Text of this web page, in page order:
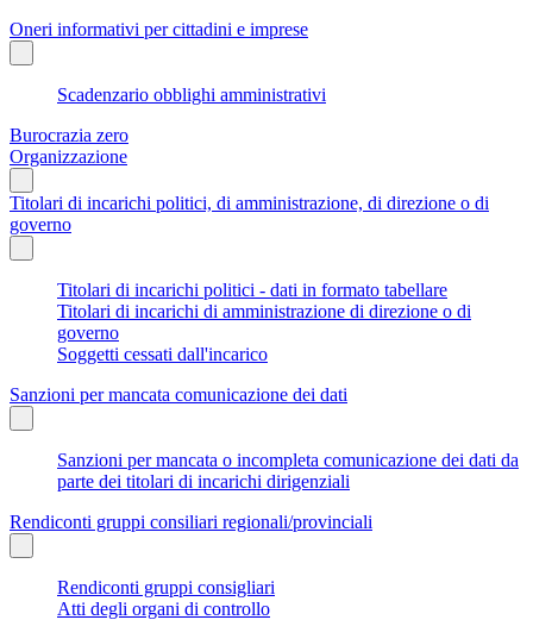
Oneri informativi per cittadini e imprese
Scadenzario obblighi amministrativi
Burocrazia zero
Organizzazione
Titolari di incarichi politici, di amministrazione, di direzione o di
governo
Titolari di incarichi politici - dati in formato tabellare
Titolari di incarichi di amministrazione di direzione o di
governo
Soggetti cessati dall'incarico
Sanzioni per mancata comunicazione dei dati
Sanzioni per mancata o incompleta comunicazione dei dati da
parte dei titolari di incarichi dirigenziali
Rendiconti gruppi consiliari regionali/provinciali
Rendiconti gruppi consigliari
Atti degli organi di controllo